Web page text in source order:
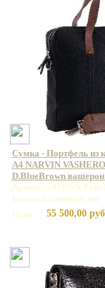
Сумка - Портфель из
А4 NARVIN
D.BlueBrown
Артикул: 9765-N.Polo
Базовая единица: шт
Цена:
55 500,00